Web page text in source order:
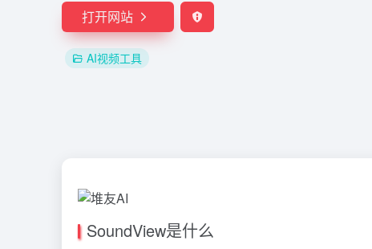
打开网站
AI视频工具
SoundView是什么